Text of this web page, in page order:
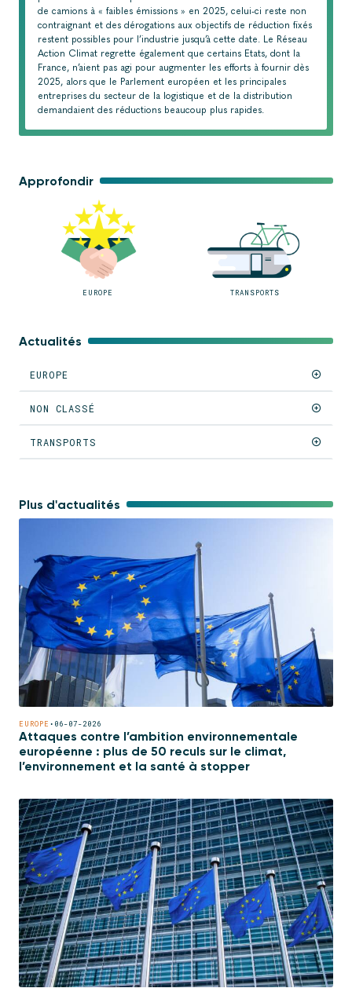
Approfondir
EUROPE TRANSPORTS
Actualités
EUROPE
NON CLASSÉ
TRANSPORTS
de camions à « faibles émissions » en 2025, celui-ci reste non
contraignant et des dérogations aux objectifs de réduction fixés
restent possibles pour l’industrie jusqu’à cette date. Le Réseau
Action Climat regrette également que certains Etats, dont la
France, n’aient pas agi pour augmenter les efforts à fournir dès
2025, alors que le Parlement européen et les principales
entreprises du secteur de la logistique et de la distribution
demandaient des réductions beaucoup plus rapides.
Plus d'actualités
EUROPE • 06-07-2026
Attaques contre l’ambition environnementale
européenne : plus de 50 reculs sur le climat,
l’environnement et la santé à stopper